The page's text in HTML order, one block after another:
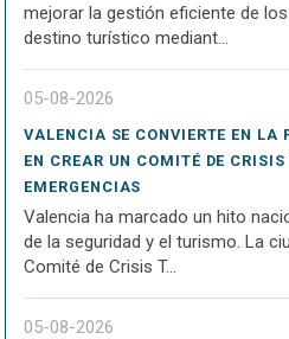
mejorar la gestión eficiente de
destino turístico mediant...
05-08-2026
VALENCIA SE CONVIERTE EN LA
EN CREAR UN COMITÉ DE
EMERGENCIAS
Valencia ha marcado un hito
de la seguridad y el turismo. La
Comité de Crisis T...
05-08-2026